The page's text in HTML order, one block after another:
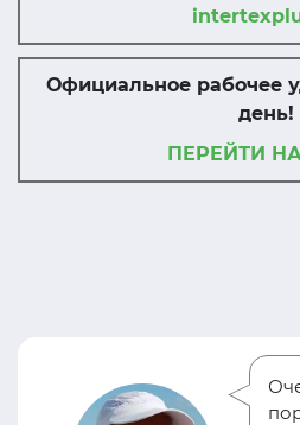
Официальное рабочее
день!
ПЕРЕЙТИ